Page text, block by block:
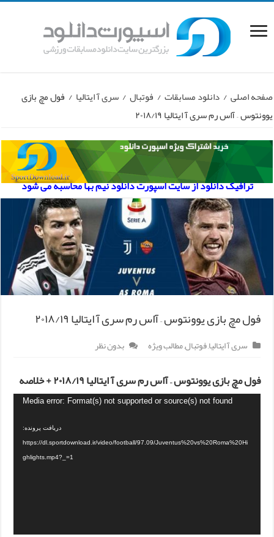
صفحه اصلی / دانلود مسابقات / فوتبال / سری آ ایتالیا / فول مچ بازی
یوونتوس – آاس رم سری آ ایتالیا ۲۰۱۸/۱۹
ترافیک دانلود از سایت اسپورت دانلود نیم بها محاسبه می شود
فول مچ بازی یوونتوس – آاس رم سری آ ایتالیا ۲۰۱۸/۱۹
سری آ ایتالیا,فوتبال,مطالب ویژه بدون نظر
فول مچ بازی یوونتوس – آاس رم سری آ ایتالیا ۲۰۱۸/۱۹ + خلاصه
Media error: Format(s) not supported or source(s) not found
دریافت پرونده:
https://dl.sportdownload.ir/video/football/97.09/Juventus%20vs%20Roma%20Hi
ghlights.mp4?_=1